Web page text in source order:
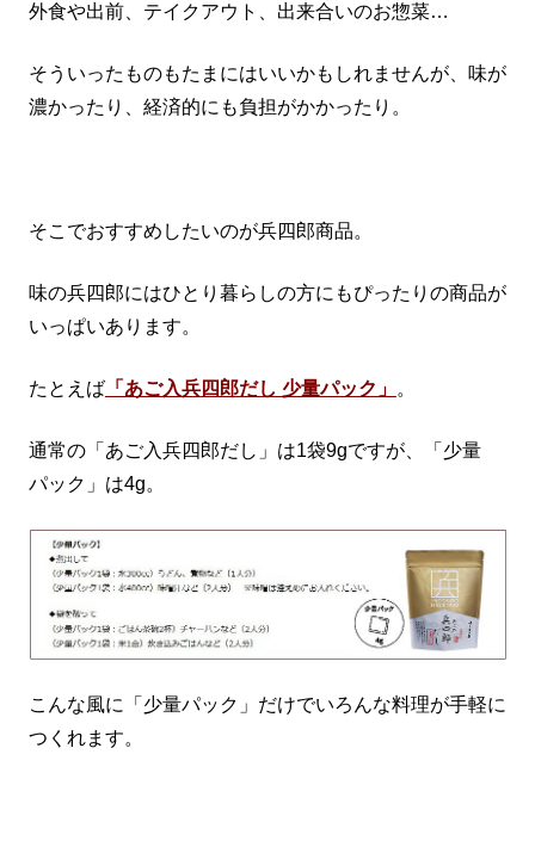
外食や出前、テイクアウト、出来合いのお惣菜…
そういったものもたまにはいいかもしれませんが、味が
濃かったり、経済的にも負担がかかったり。
そこでおすすめしたいのが兵四郎商品。
味の兵四郎にはひとり暮らしの方にもぴったりの商品が
いっぱいあります。
たとえば「あご入兵四郎だし 少量パック」 。
通常の「あご入兵四郎だし」は1袋9gですが、「少量
パック」は4g。
こんな風に「少量パック」だけでいろんな料理が手軽に
つくれます。